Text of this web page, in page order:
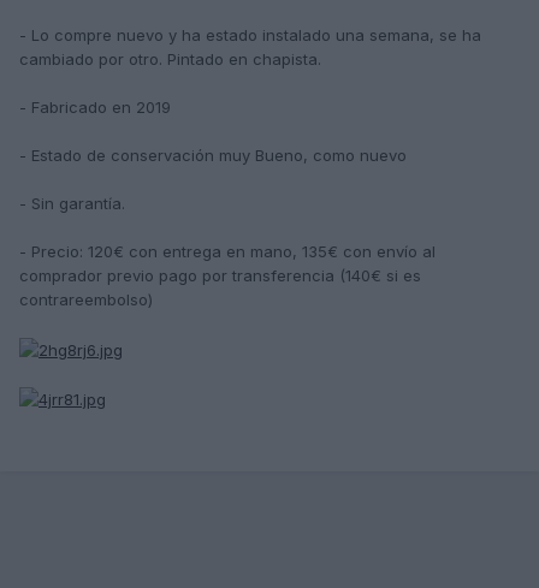
- Lo compre nuevo y ha estado instalado una semana, se ha
cambiado por otro. Pintado en chapista.
- Fabricado en 2019
- Estado de conservación muy Bueno, como nuevo
- Sin garantía.
- Precio: 120€ con entrega en mano, 135€ con envío al
comprador previo pago por transferencia (140€ si es
contrareembolso)